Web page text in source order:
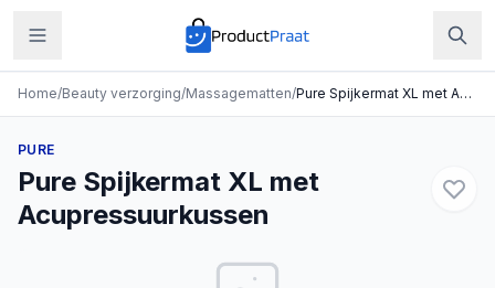
Home/Beauty verzorging/Massagematten/ Pure Spijkermat XL met Acupressuurkussen
PURE
Pure Spijkermat XL met
Acupressuurkussen